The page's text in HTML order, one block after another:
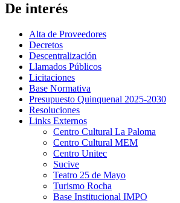
De interés
Alta de Proveedores
Decretos
Descentralización
Llamados Públicos
Licitaciones
Base Normativa
Presupuesto Quinquenal 2025-2030
Resoluciones
Links Externos
Centro Cultural La Paloma
Centro Cultural MEM
Centro Unitec
Sucive
Teatro 25 de Mayo
Turismo Rocha
Base Institucional IMPO